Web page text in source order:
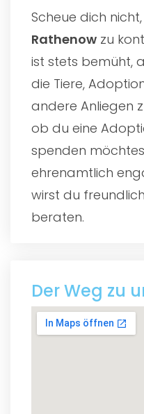
Scheue dich
Rathenow zu
ist stets bemüht,
die Tiere,
andere Anliegen
ob du eine
spenden
ehrenamtlich
wirst du
beraten.
Der Weg zu